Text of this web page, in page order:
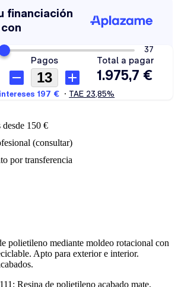
150 €
(consultar)
por transferencia
polietileno mediante moldeo rotacional con
Apto para exterior e interior.
Resina de polietileno acabado mate.